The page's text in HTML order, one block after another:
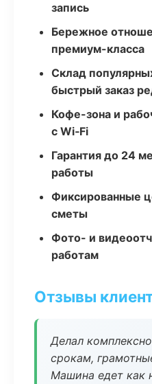
запись
Бережное
премиум-класса
Склад
быстрый заказ
Кофе-зона и
с Wi‑Fi
Гарантия до 24
работы
Фиксированные
сметы
Фото- и
работам
Отзывы
Делал
срокам,
Машина едет как